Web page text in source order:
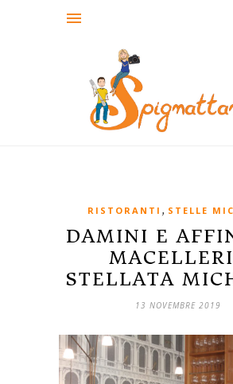
RISTORANTI , STELLE
DAMINI E
STELLATA
13 NOVEMBRE 2019